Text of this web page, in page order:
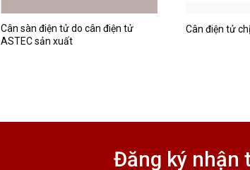
Cân sàn điện tử do cân điện tử
ASTEC sản xuất
Cân điện tử
Đăng ký nhận